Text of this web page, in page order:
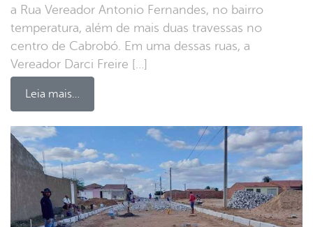
a Rua Vereador Antonio Fernandes, no bairro
temperatura, além de mais duas travessas no
centro de Cabrobó. Em uma dessas ruas, a
Vereador Darci Freire […]
Leia mais…